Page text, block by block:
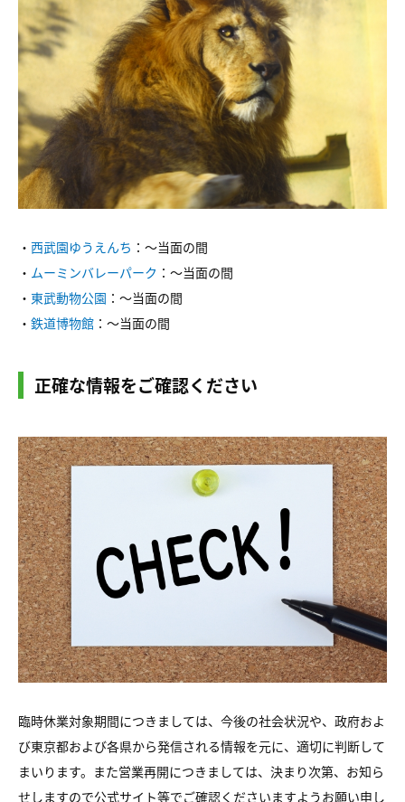
・ 西武園ゆうえんち ：～当面の間
・ ムーミンバレーパーク ：～当面の間
・ 東武動物公園 ：～当面の間
・ 鉄道博物館 ：～当面の間
正確な情報をご確認ください
臨時休業対象期間につきましては、今後の社会状況や、政府およ
び東京都および各県から発信される情報を元に、適切に判断して
まいります。また営業再開につきましては、決まり次第、お知ら
せしますので公式サイト等でご確認くださいますようお願い申し